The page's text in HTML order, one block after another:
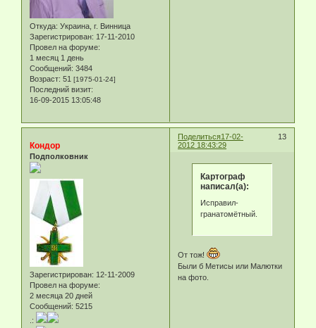
Откуда: Украина, г. Винница
Зарегистрирован: 17-11-2010
Провел на форуме:
1 месяц 1 день
Сообщений: 3484
Возраст: 51 [1975-01-24]
Последний визит:
16-09-2015 13:05:48
Поделиться 13
17-02-
2012 18:43:29
Кондор
Подполковник
Зарегистрирован: 12-11-2009
Провел на форуме:
2 месяца 20 дней
Сообщений: 5215
.:
Картограф
написал(а):
Исправил-
гранатомётный.
От тож!
Были б Метисы или Малютки
на фото.